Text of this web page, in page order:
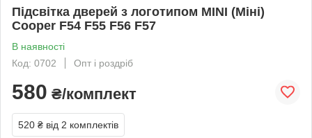
Підсвітка дверей з логотипом MINI (Міні)
Cooper F54 F55 F56 F57
В наявності
Код: 0702
Опт і роздріб
580 ₴/комплект
520 ₴ від 2 комплектів